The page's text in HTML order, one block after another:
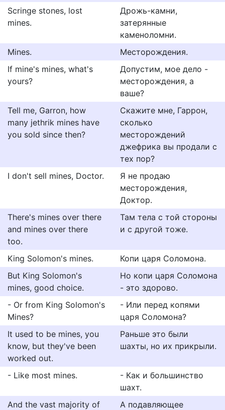
Scringe stones, lost
mines.
Дрожь-камни,
затерянные
каменоломни.
Mines.
Месторождения.
If mine's mines, what's
yours?
Допустим, мое дело -
месторождения, а
ваше?
Tell me, Garron, how
many jethrik mines have
you sold since then?
Скажите мне, Гаррон,
сколько
месторождений
джефрика вы продали с
тех пор?
I don't sell mines, Doctor.
Я не продаю
месторождения,
Доктор.
There's mines over there
and mines over there
too.
Там тела с той стороны
и с другой тоже.
King Solomon's mines.
Копи царя Соломона.
But King Solomon's
mines, good choice.
Но копи царя Соломона
- это здорово.
- Or from King Solomon's
Mines?
- Или перед копями
царя Соломона?
It used to be mines, you
know, but they've been
worked out.
Раньше это были
шахты, но их прикрыли.
- Like most mines.
- Как и большинство
шахт.
And the vast majority of
А подавляющее